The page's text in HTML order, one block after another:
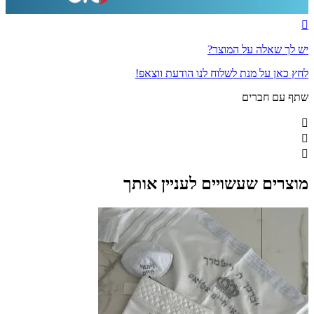
יש לך שאלה על המוצר?
לחץ כאן על מנת לשלוח לנו הודעת ווצאפ!
שתף עם חברים
מוצרים שעשויים לעניין אותך